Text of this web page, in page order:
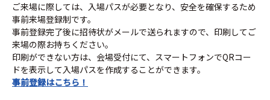
ご来場に際しては、入場パスが必要となり、安全を確保するため
事前来場登録制です。
事前登録完了後に招待状がメールで送られますので、印刷してご
来場の際お持ちください。
印刷ができない方は、会場受付にて、スマートフォンでQRコー
ドを表示して入場パスを作成することができます。
事前登録はこちら！